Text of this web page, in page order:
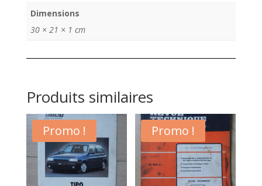
Dimensions
30 × 21 × 1 cm
Produits similaires
Promo ! Promo !